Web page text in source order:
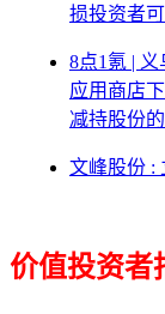
损投资者
8点1氪 |
应用商店
减持股份
文峰股份 :
价值投资者